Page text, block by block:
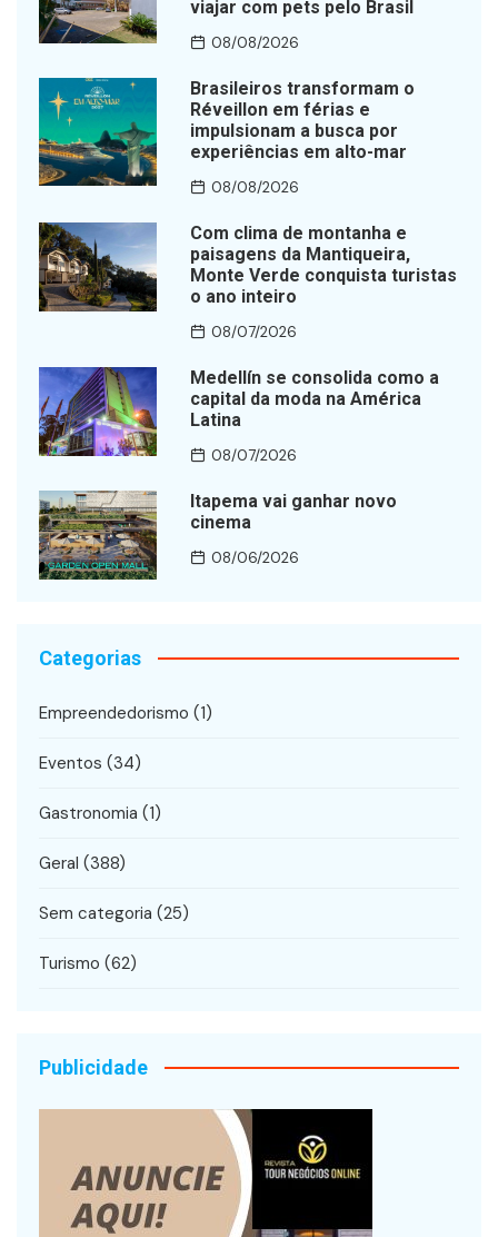
viajar com pets pelo Brasil
08/08/2026
Brasileiros transformam o
Réveillon em férias e
impulsionam a busca por
experiências em alto-mar
08/08/2026
Com clima de montanha e
paisagens da Mantiqueira,
Monte Verde conquista turistas
o ano inteiro
08/07/2026
Medellín se consolida como a
capital da moda na América
Latina
08/07/2026
Itapema vai ganhar novo
cinema
08/06/2026
Categorias
Empreendedorismo (1)
Eventos (34)
Gastronomia (1)
Geral (388)
Sem categoria (25)
Turismo (62)
Publicidade